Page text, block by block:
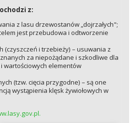
z:
z lasu drzewostanów „dojrzałych";
jest przebudowa i odtworzenie
(czyszczeń i trzebieży) – usuwania z
za niepożądane i szkodliwe dla
wartościowych elementów
(tzw. cięcia przygodne) – są one
wystąpienia klęsk żywiołowych w